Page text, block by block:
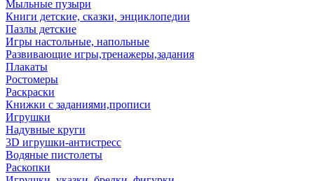
Мыльные пузыри
Книги детские, сказки, энциклопедии
Пазлы детские
Игры настольные, напольные
Развивающие игры,тренажеры,задания
Плакаты
Ростомеры
Раскраски
Книжки с заданиями,прописи
Игрушки
Надувные круги
3D игрушки-антистресс
Водяные пистолеты
Раскопки